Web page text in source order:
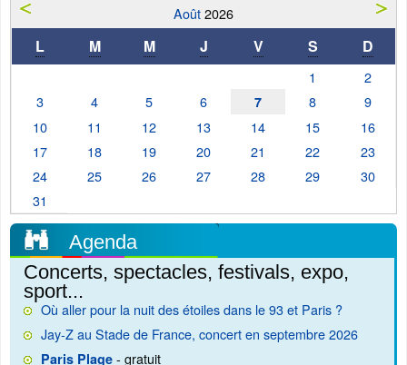
Août2026
L M M J V S D
1
2
3
4 5 6 7 8
9
10
11 12 13 14 15
16
17
18 19 20 21 22
23
24
25 26 27 28 29
30
31
Agenda
Concerts, spectacles, festivals, expo,
sport...
Où aller pour la nuit des étoiles dans le 93 et Paris ?
Jay-Z au Stade de France, concert en septembre 2026
Paris Plage - gratuit